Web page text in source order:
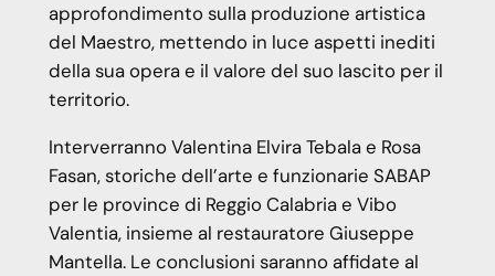
approfondimento sulla produzione artistica
del Maestro, mettendo in luce aspetti inediti
della sua opera e il valore del suo lascito per il
territorio.
Interverranno Valentina Elvira Tebala e Rosa
Fasan, storiche dell’arte e funzionarie SABAP
per le province di Reggio Calabria e Vibo
Valentia, insieme al restauratore Giuseppe
Mantella. Le conclusioni saranno affidate al